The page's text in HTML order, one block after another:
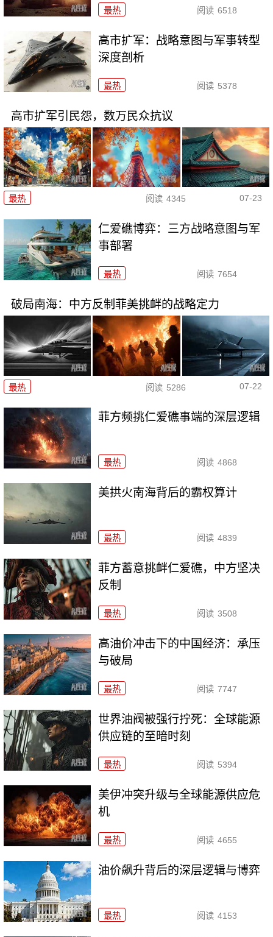
最热 阅读 6518
高市扩军：战略意图与军事转型
深度剖析
最热 阅读 5378
高市扩军引民怨，数万民众抗议
最热 阅读 4345 07-23
仁爱礁博弈：三方战略意图与军
事部署
最热 阅读 7654
破局南海：中方反制菲美挑衅的战略定力
最热 阅读 5286 07-22
菲方频挑仁爱礁事端的深层逻辑
最热 阅读 4868
美拱火南海背后的霸权算计
最热 阅读 4839
菲方蓄意挑衅仁爱礁，中方坚决
反制
最热 阅读 3508
高油价冲击下的中国经济：承压
与破局
最热 阅读 7747
世界油阀被强行拧死：全球能源
供应链的至暗时刻
最热 阅读 5394
美伊冲突升级与全球能源供应危
机
最热 阅读 4655
油价飙升背后的深层逻辑与博弈
最热 阅读 4153